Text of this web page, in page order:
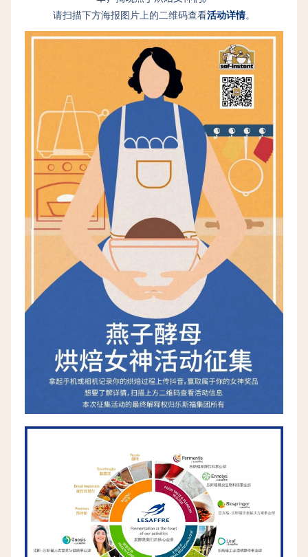
请扫描下方海报图片上的二维码查看活动详情。